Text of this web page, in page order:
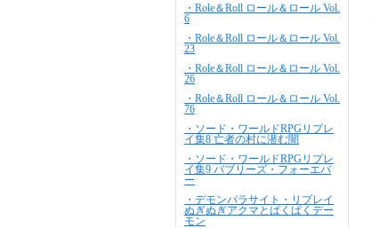
・Role＆Roll ロール＆ロール Vol.
6
・Role＆Roll ロール＆ロール Vol.
23
・Role＆Roll ロール＆ロール Vol.
26
・Role＆Roll ロール＆ロール Vol.
76
・ソード・ワールドRPGリプレ
イ集8 亡者の村に潜む闇
・ソード・ワールドRPGリプレ
イ集9 バブリーズ・フォーエバ
ー
・デモンパラサイト・リプレイ
ぬぎぬぎアクマとぱくぱくデー
モン